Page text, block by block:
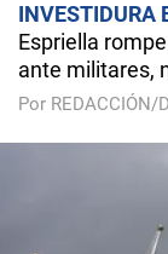
INVESTIDURA
Espriella
ante militares,
Por